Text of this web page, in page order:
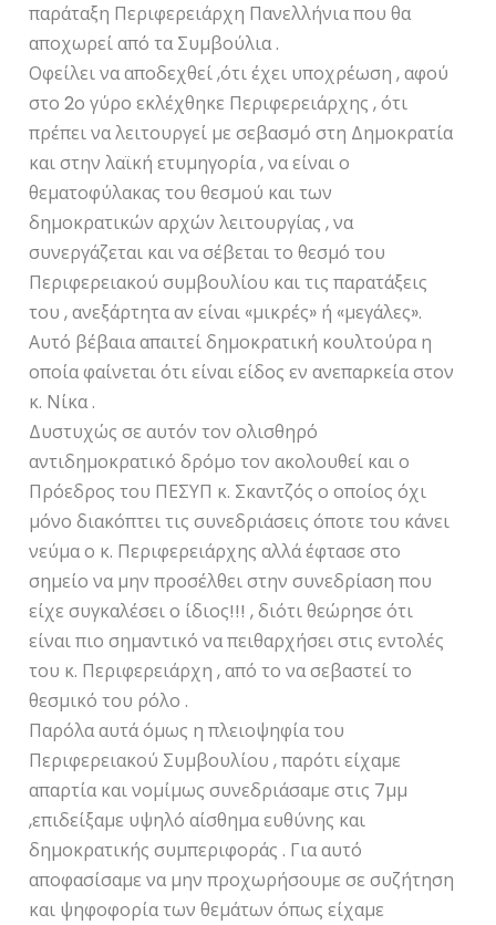
παράταξη Περιφερειάρχη Πανελλήνια που θα
αποχωρεί από τα Συμβούλια .
Οφείλει να αποδεχθεί ,ότι έχει υποχρέωση , αφού
στο 2ο γύρο εκλέχθηκε Περιφερειάρχης , ότι
πρέπει να λειτουργεί με σεβασμό στη Δημοκρατία
και στην λαϊκή ετυμηγορία , να είναι ο
θεματοφύλακας του θεσμού και των
δημοκρατικών αρχών λειτουργίας , να
συνεργάζεται και να σέβεται το θεσμό του
Περιφερειακού συμβουλίου και τις παρατάξεις
του , ανεξάρτητα αν είναι «μικρές» ή «μεγάλες».
Αυτό βέβαια απαιτεί δημοκρατική κουλτούρα η
οποία φαίνεται ότι είναι είδος εν ανεπαρκεία στον
κ. Νίκα .
Δυστυχώς σε αυτόν τον ολισθηρό
αντιδημοκρατικό δρόμο τον ακολουθεί και ο
Πρόεδρος του ΠΕΣΥΠ κ. Σκαντζός ο οποίος όχι
μόνο διακόπτει τις συνεδριάσεις όποτε του κάνει
νεύμα ο κ. Περιφερειάρχης αλλά έφτασε στο
σημείο να μην προσέλθει στην συνεδρίαση που
είχε συγκαλέσει ο ίδιος!!! , διότι θεώρησε ότι
είναι πιο σημαντικό να πειθαρχήσει στις εντολές
του κ. Περιφερειάρχη , από το να σεβαστεί το
θεσμικό του ρόλο .
Παρόλα αυτά όμως η πλειοψηφία του
Περιφερειακού Συμβουλίου , παρότι είχαμε
απαρτία και νομίμως συνεδριάσαμε στις 7μμ
,επιδείξαμε υψηλό αίσθημα ευθύνης και
δημοκρατικής συμπεριφοράς . Για αυτό
αποφασίσαμε να μην προχωρήσουμε σε συζήτηση
και ψηφοφορία των θεμάτων όπως είχαμε